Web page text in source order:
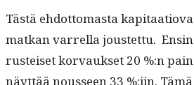
Tästä ehdot­tomas­ta
matkan var­rel­la joustet­tu.
rusteiset kor­vauk­set 20 %:n
näyt­tää nousseen 33 %:iin.